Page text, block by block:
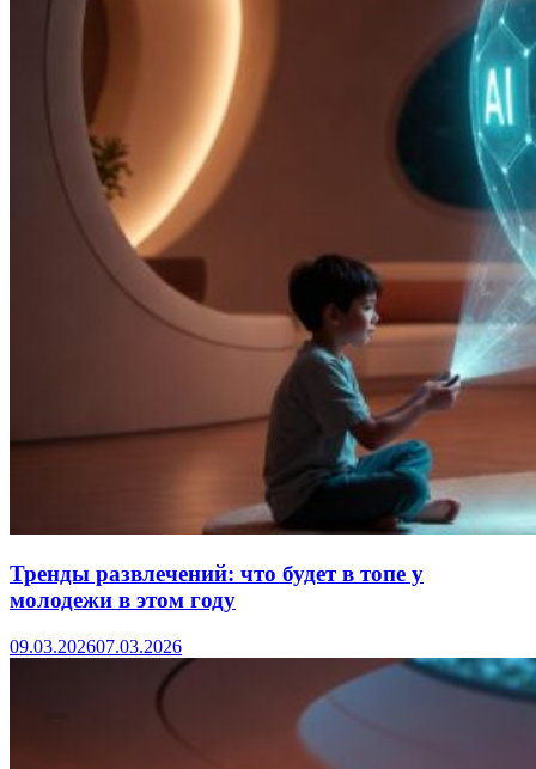
Тренды развлечений: что будет в топе у
молодежи в этом году
09.03.202607.03.2026